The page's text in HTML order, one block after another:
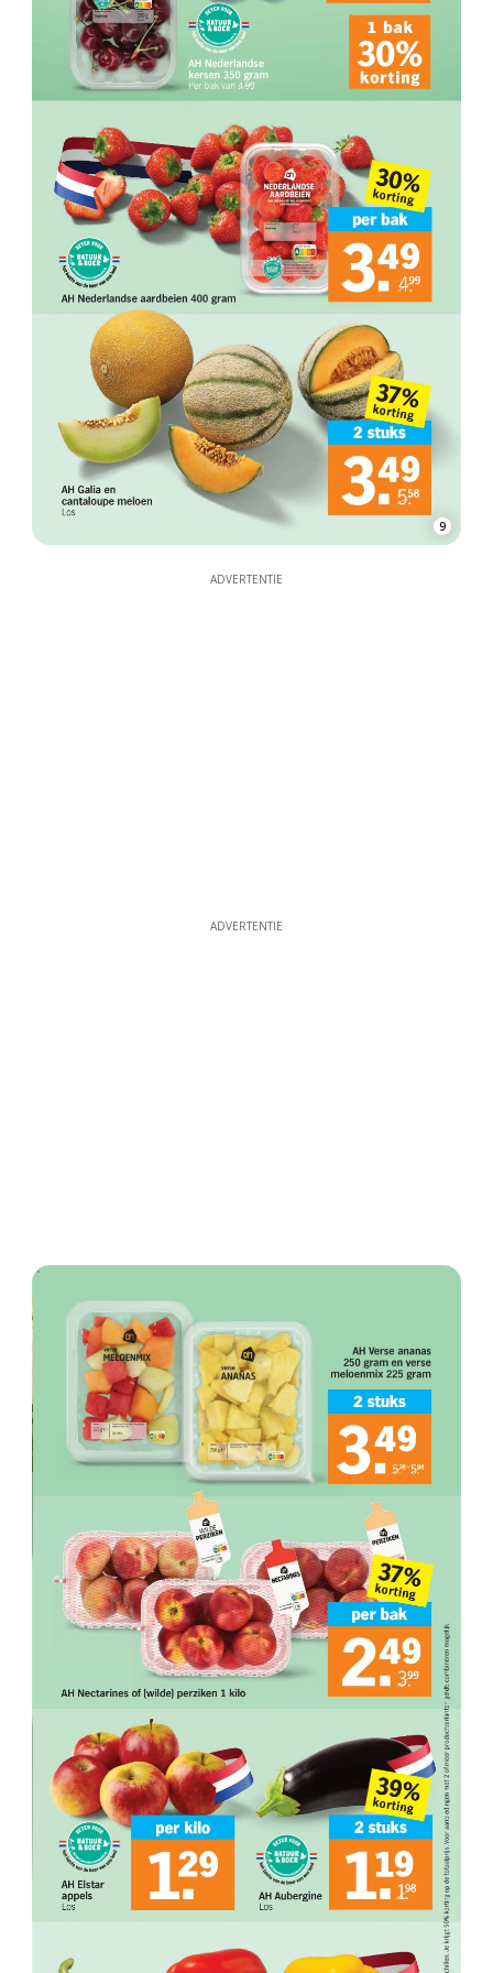
9
ADVERTENTIE
ADVERTENTIE